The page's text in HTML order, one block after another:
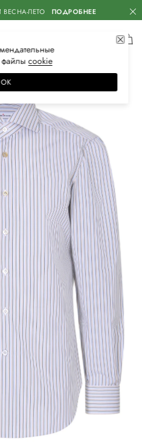
ВЕСНА-ЛЕТО ПОДРОБНЕЕ
Классические
файлысооkiе
ОК